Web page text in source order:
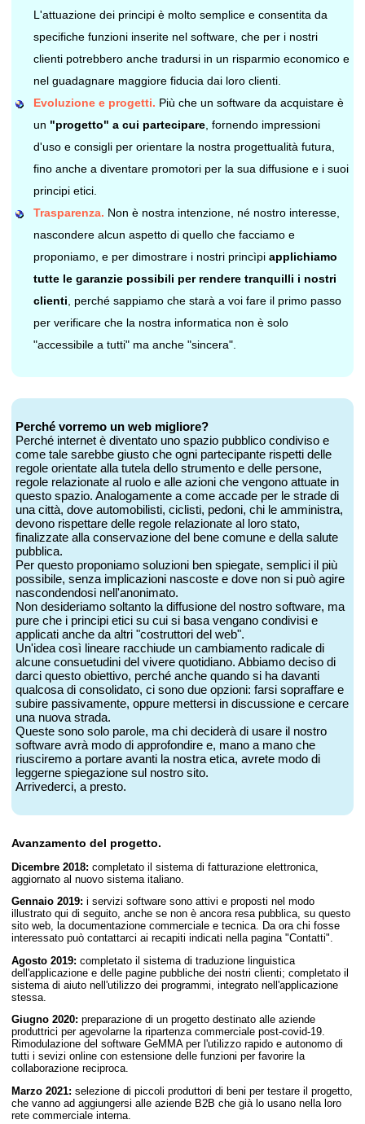
L'attuazione dei principi è molto semplice e consentita da
specifiche funzioni inserite nel software, che per i nostri
clienti potrebbero anche tradursi in un risparmio economico e
nel guadagnare maggiore fiducia dai loro clienti.
Evoluzione e progetti. Più che un software da acquistare è
un "progetto" a cui partecipare, fornendo impressioni
d'uso e consigli per orientare la nostra progettualità futura,
fino anche a diventare promotori per la sua diffusione e i suoi
principi etici.
Trasparenza. Non è nostra intenzione, né nostro interesse,
nascondere alcun aspetto di quello che facciamo e
proponiamo, e per dimostrare i nostri princìpi applichiamo
tutte le garanzie possibili per rendere tranquilli i nostri
clienti , perché sappiamo che starà a voi fare il primo passo
per verificare che la nostra informatica non è solo
"accessibile a tutti" ma anche "sincera".
Perché vorremo un web migliore?
Perché internet è diventato uno spazio pubblico condiviso e
come tale sarebbe giusto che ogni partecipante rispetti delle
regole orientate alla tutela dello strumento e delle persone,
regole relazionate al ruolo e alle azioni che vengono attuate in
questo spazio. Analogamente a come accade per le strade di
una città, dove automobilisti, ciclisti, pedoni, chi le amministra,
devono rispettare delle regole relazionate al loro stato,
finalizzate alla conservazione del bene comune e della salute
pubblica.
Per questo proponiamo soluzioni ben spiegate, semplici il più
possibile, senza implicazioni nascoste e dove non si può agire
nascondendosi nell'anonimato.
Non desideriamo soltanto la diffusione del nostro software, ma
pure che i principi etici su cui si basa vengano condivisi e
applicati anche da altri "costruttori del web".
Un'idea così lineare racchiude un cambiamento radicale di
alcune consuetudini del vivere quotidiano. Abbiamo deciso di
darci questo obiettivo, perché anche quando si ha davanti
qualcosa di consolidato, ci sono due opzioni: farsi sopraffare e
subire passivamente, oppure mettersi in discussione e cercare
una nuova strada.
Queste sono solo parole, ma chi deciderà di usare il nostro
software avrà modo di approfondire e, mano a mano che
riusciremo a portare avanti la nostra etica, avrete modo di
leggerne spiegazione sul nostro sito.
Arrivederci, a presto.
Avanzamento del progetto.
Dicembre 2018: completato il sistema di fatturazione elettronica,
aggiornato al nuovo sistema italiano.
Gennaio 2019: i servizi software sono attivi e proposti nel modo
illustrato qui di seguito, anche se non è ancora resa pubblica, su questo
sito web, la documentazione commerciale e tecnica. Da ora chi fosse
interessato può contattarci ai recapiti indicati nella pagina "Contatti".
Agosto 2019: completato il sistema di traduzione linguistica
dell'applicazione e delle pagine pubbliche dei nostri clienti; completato il
sistema di aiuto nell'utilizzo dei programmi, integrato nell'applicazione
stessa.
Giugno 2020: preparazione di un progetto destinato alle aziende
produttrici per agevolarne la ripartenza commerciale post-covid-19.
Rimodulazione del software GeMMA per l'utilizzo rapido e autonomo di
tutti i sevizi online con estensione delle funzioni per favorire la
collaborazione reciproca.
Marzo 2021: selezione di piccoli produttori di beni per testare il progetto,
che vanno ad aggiungersi alle aziende B2B che già lo usano nella loro
rete commerciale interna.